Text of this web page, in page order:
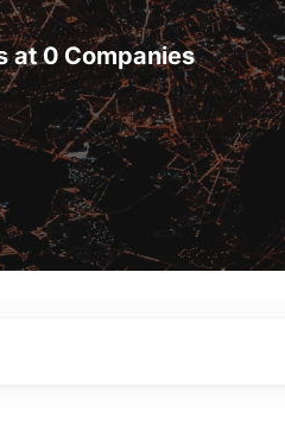
at 0 Companies